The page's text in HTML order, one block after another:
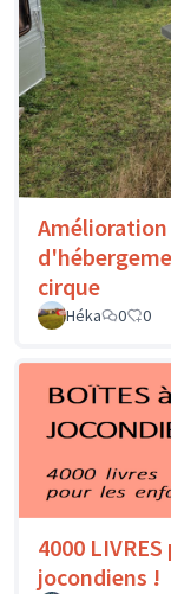
cirque
Héka 0 0
4000
jocondiens !